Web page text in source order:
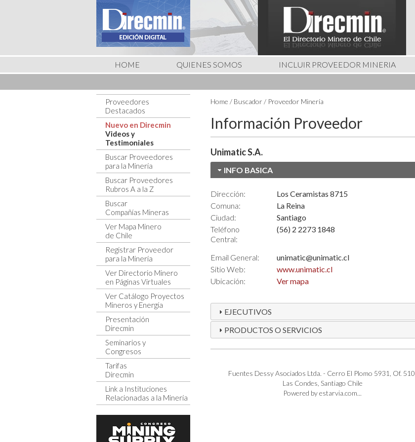
HOME QUIENES SOMOS INCLUIR PROVEEDOR MINERIA
Proveedores
Destacados
Nuevo en Direcmin
Videos y
Testimoniales
Buscar Proveedores
para la Minería
Buscar Proveedores
Rubros A a la Z
Buscar
Compañías Mineras
Ver Mapa Minero
de Chile
Registrar Proveedor
para la Minería
Ver Directorio Minero
en Páginas Virtuales
Ver Catálogo Proyectos
Mineros y Energía
Presentación
Direcmin
Seminarios y
Congresos
Tarifas
Direcmin
Link a Instituciones
Relacionadas a la Minería
Home / Buscador / Proveedor Minería
Información Proveedor
Unimatic S.A.
INFO BASICA
Dirección:
Los Ceramistas 8715
Comuna:
La Reina
Ciudad:
Santiago
Teléfono
Central:
(56) 2 2273 1848
Email General:
unimatic@unimatic.cl
Sitio Web:
www.unimatic.cl
Ubicación:
Ver mapa
EJECUTIVOS
PRODUCTOS O SERVICIOS
Fuentes Dessy Asociados Ltda. - Cerro El Plomo 5931, Of. 510,
Las Condes, Santiago Chile
Powered by estarvia.com...